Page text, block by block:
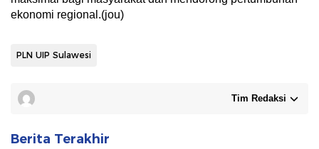
ekonomi regional.(jou)
PLN UIP Sulawesi
Tim Redaksi
Berita Terakhir